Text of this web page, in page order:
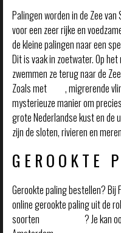
Palingen worden in de Zee
voor een zeer rijke en
de kleine palingen naar een
Dit is vaak in zoetwater. Op
zwemmen ze terug naar de
Zoals met
, migrerende
mysterieuze manier om
grote Nederlandse kust en de
zijn de sloten, rivieren en
GEROOKTE
Gerookte paling bestellen? Bij
online gerookte paling uit de
soorten
? Je kan